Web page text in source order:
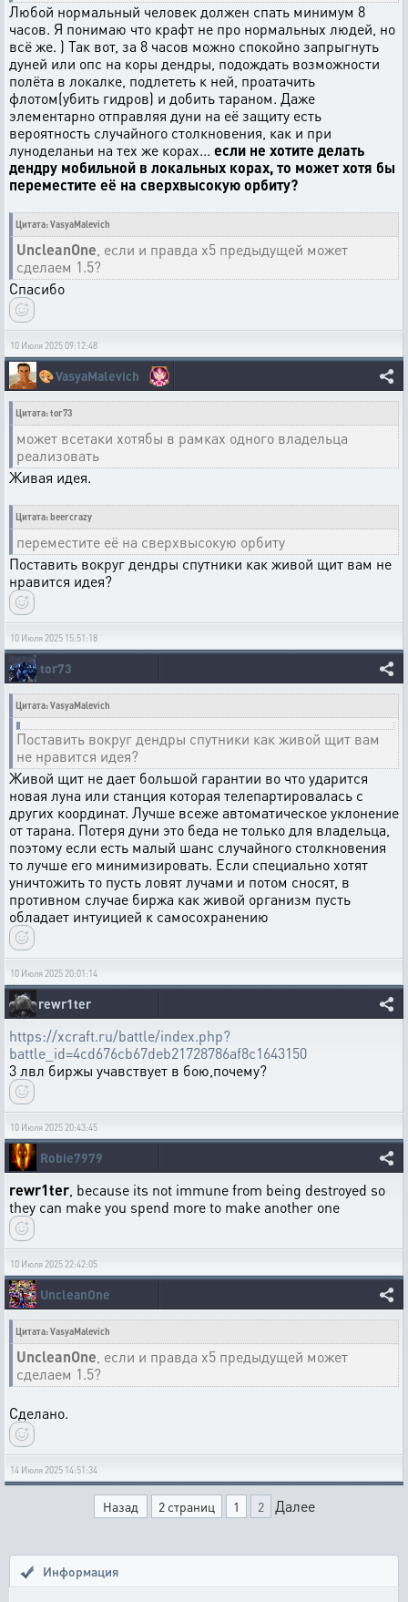
Любой нормальный человек должен спать минимум 8
часов. Я понимаю что крафт не про нормальных людей, но
всё же. ) Так вот, за 8 часов можно спокойно запрыгнуть
дуней или опс на коры дендры, подождать возможности
полёта в локалке, подлететь к ней, проатачить
флотом(убить гидров) и добить тараном. Даже
элементарно отправляя дуни на её защиту есть
вероятность случайного столкновения, как и при
луноделаньи на тех же корах... если не хотите делать
дендру мобильной в локальных корах, то может хотя бы
переместите её на сверхвысокую орбиту?
Цитата: VasyaMalevich
UncleanOne , если и правда х5 предыдущей может
сделаем 1.5?
Спасибо
10 Июля 2025 09:12:48
🎨VasyaMalevich
Цитата: tor73
может всетаки хотябы в рамках одного владельца
реализовать
Живая идея.
Цитата: beercrazy
переместите её на сверхвысокую орбиту
Поставить вокруг дендры спутники как живой щит вам не
нравится идея?
10 Июля 2025 15:51:18
tor73
Цитата: VasyaMalevich
Поставить вокруг дендры спутники как живой щит вам
не нравится идея?
Живой щит не дает большой гарантии во что ударится
новая луна или станция которая телепартировалась с
других координат. Лучше всеже автоматическое уклонение
от тарана. Потеря дуни это беда не только для владельца,
поэтому если есть малый шанс случайного столкновения
то лучше его минимизировать. Если специально хотят
уничтожить то пусть ловят лучами и потом сносят, в
противном случае биржа как живой организм пусть
обладает интуицией к самосохранению
10 Июля 2025 20:01:14
rewr1ter
https://xcraft.ru/battle/index.php?
battle_id=4cd676cb67deb21728786af8c1643150
3 лвл биржы учавствует в бою,почему?
10 Июля 2025 20:43:45
Robie7979
rewr1ter , because its not immune from being destroyed so
they can make you spend more to make another one
10 Июля 2025 22:42:05
UncleanOne
Цитата: VasyaMalevich
UncleanOne , если и правда х5 предыдущей может
сделаем 1.5?
Сделано.
14 Июля 2025 14:51:34
Назад 2 страниц 1 2 Далее
Информация